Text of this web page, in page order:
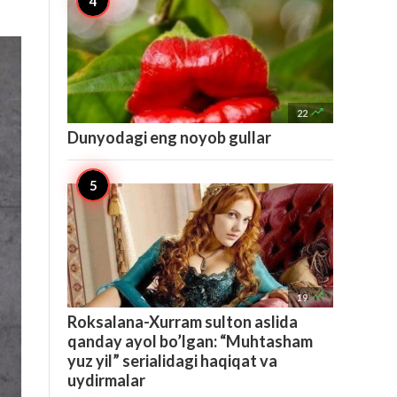
22 
Dunyodagi eng noyob gullar
19 
Roksalana-Xurram sulton aslida
qanday ayol bo’lgan: “Muhtasham
yuz yil” serialidagi haqiqat va
uydirmalar